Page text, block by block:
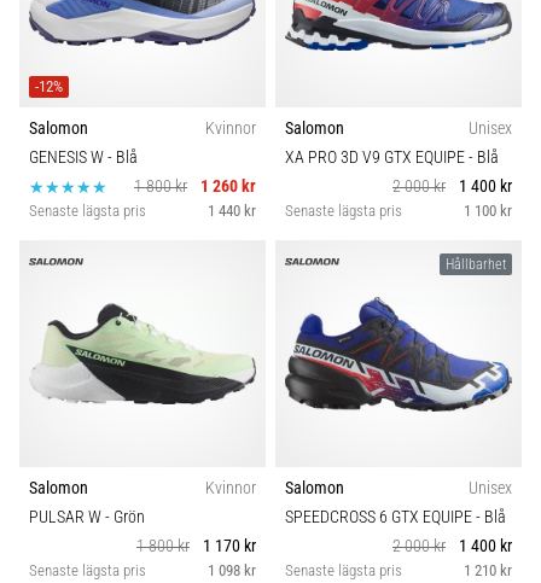
-12%
Salomon
Kvinnor
GENESIS W- Blå
1 800 kr
1 260 kr
Senaste lägsta pris 1 440 kr
Salomon
Unisex
XA PRO 3D V9 GTX EQUIPE- Blå
2 000 kr
1 400 kr
Senaste lägsta pris 1 100 kr
Salomon
Kvinnor
PULSAR W- Grön
1 800 kr
1 170 kr
Senaste lägsta pris 1 098 kr
Hållbarhet
Salomon
Unisex
SPEEDCROSS 6 GTX EQUIPE- Blå
2 000 kr
1 400 kr
Senaste lägsta pris 1 210 kr